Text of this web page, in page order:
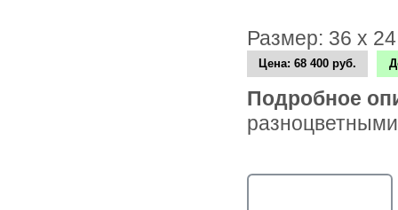
Размер: 36 х
Цена:68 400 руб.
Подробное